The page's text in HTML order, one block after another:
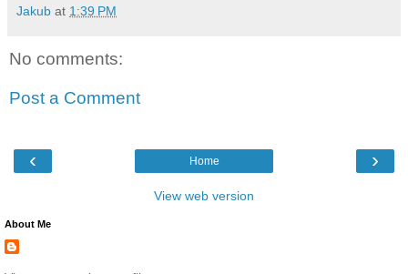
Jakub at 1:39 PM
No comments:
Post a Comment
‹ ›
Home
View web version
About Me